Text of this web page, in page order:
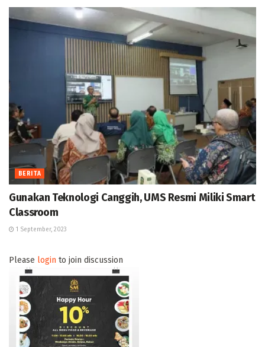
BERITA
Gunakan Teknologi Canggih, UMS Resmi Miliki Smart
Classroom
1 September, 2023
Please login to join discussion